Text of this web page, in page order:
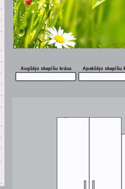
Augšējo skapīšu krāsa Apakšējo skapīšu